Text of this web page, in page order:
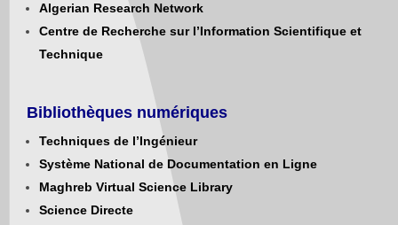
Algerian Research Network
Centre de Recherche sur l’Information Scientifique et
Technique
Bibliothèques numériques
Techniques de l’Ingénieur
Système National de Documentation en Ligne
Maghreb Virtual Science Library
Science Directe